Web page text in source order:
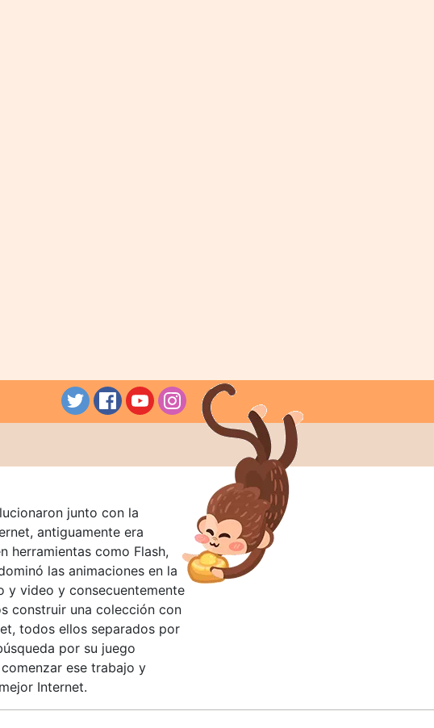
junto con la
antiguamente era
herramientas como Flash,
las animaciones en la
y video y consecuentemente
construir una colección con
todos ellos separados por
por su juego
ese trabajo y
Internet.